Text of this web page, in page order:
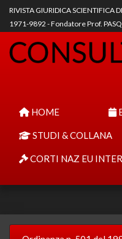
RIVISTA GIURIDICA SCIENTIFICA DI
1971-9892 - Fondatore Prof.
HOME
STUDI & COLLANA
CORTI NAZ EU